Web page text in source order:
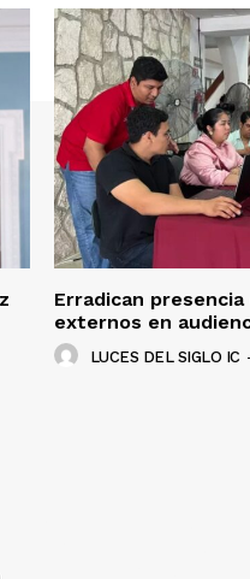
Erradican
externos en
LUCES DEL SIGLO IC